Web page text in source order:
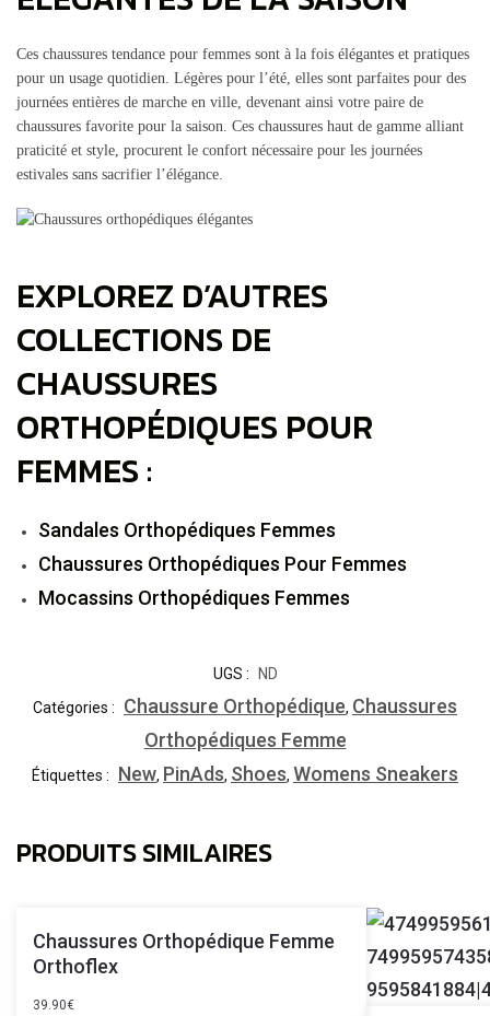
Ces chaussures tendance pour femmes sont à la fois élégantes et pratiques
pour un usage quotidien. Légères pour l’été, elles sont parfaites pour des
journées entières de marche en ville, devenant ainsi votre paire de
chaussures favorite pour la saison. Ces chaussures haut de gamme alliant
praticité et style, procurent le confort nécessaire pour les journées
estivales sans sacrifier l’élégance.
EXPLOREZ D’AUTRES
COLLECTIONS DE
CHAUSSURES
ORTHOPÉDIQUES POUR
FEMMES :
Sandales Orthopédiques Femmes
Chaussures Orthopédiques Pour Femmes
Mocassins Orthopédiques Femmes
UGS :
ND
Catégories :
Chaussure Orthopédique, Chaussures
Orthopédiques Femme
Étiquettes : New, PinAds, Shoes, Womens Sneakers
PRODUITS SIMILAIRES
Chaussures Orthopédique Femme
Orthoflex
39.90€